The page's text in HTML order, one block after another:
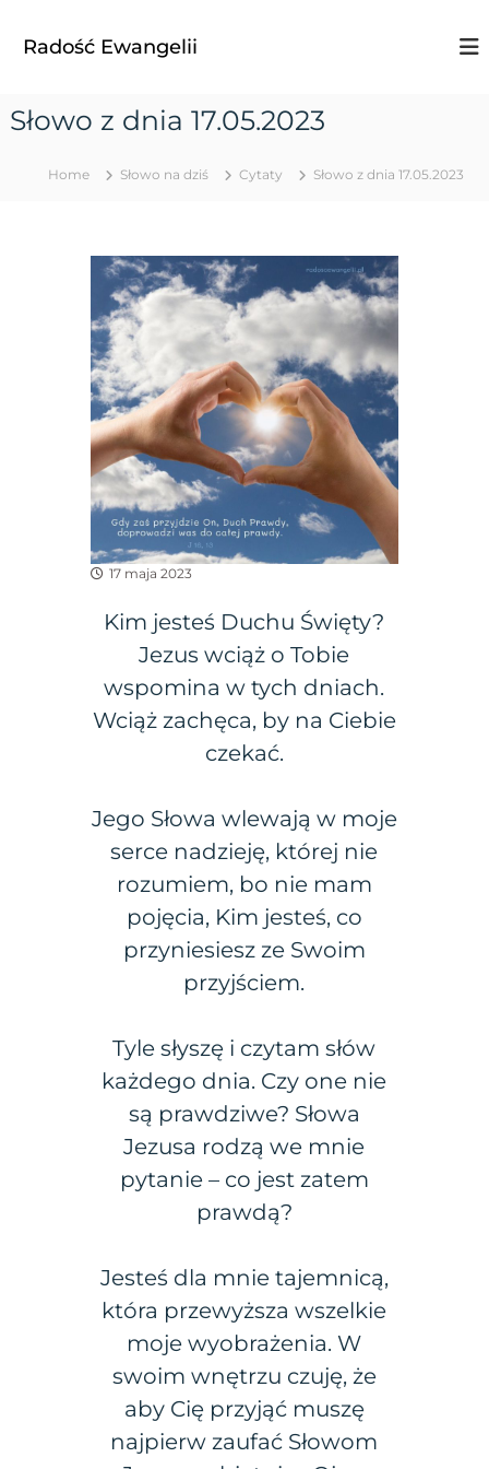
Radość Ewangelii
Słowo z dnia 17.05.2023
Home Słowo na dziś Cytaty Słowo z dnia 17.05.2023
17 maja 2023
Kim jesteś Duchu Święty?
Jezus wciąż o Tobie
wspomina w tych dniach.
Wciąż zachęca, by na Ciebie
czekać.
Jego Słowa wlewają w moje
serce nadzieję, której nie
rozumiem, bo nie mam
pojęcia, Kim jesteś, co
przyniesiesz ze Swoim
przyjściem.
Tyle słyszę i czytam słów
każdego dnia. Czy one nie
są prawdziwe? Słowa
Jezusa rodzą we mnie
pytanie – co jest zatem
prawdą?
Jesteś dla mnie tajemnicą,
która przewyższa wszelkie
moje wyobrażenia. W
swoim wnętrzu czuję, że
aby Cię przyjąć muszę
najpierw zaufać Słowom